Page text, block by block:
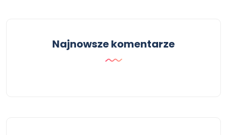
Najnowsze komentarze